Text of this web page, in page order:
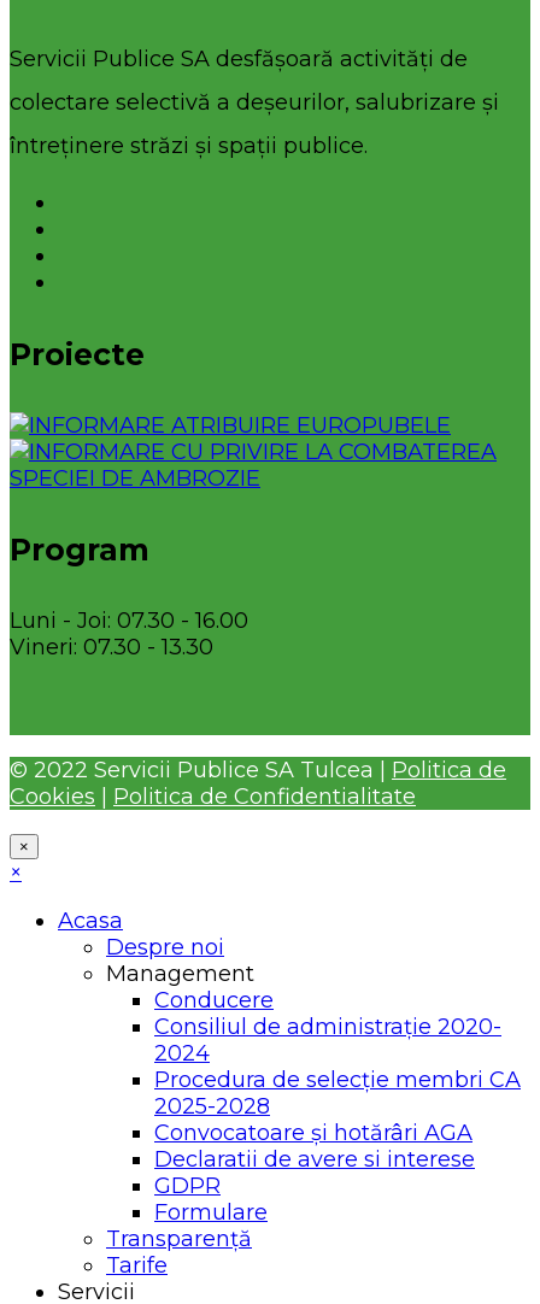
Servicii Publice SA desfășoară activități de
colectare selectivă a deșeurilor, salubrizare și
întreținere străzi și spații publice.
Proiecte
Program
Luni - Joi: 07.30 - 16.00
Vineri: 07.30 - 13.30
© 2022 Servicii Publice SA Tulcea | Politica de
Cookies
Politica de Confidentialitate
×
×
Acasa
Despre noi
Management
Conducere
Consiliul de administrație 2020-
2024
Procedura de selecție membri CA
2025-2028
Convocatoare și hotărâri AGA
Declaratii de avere si interese
GDPR
Formulare
Transparență
Tarife
Servicii